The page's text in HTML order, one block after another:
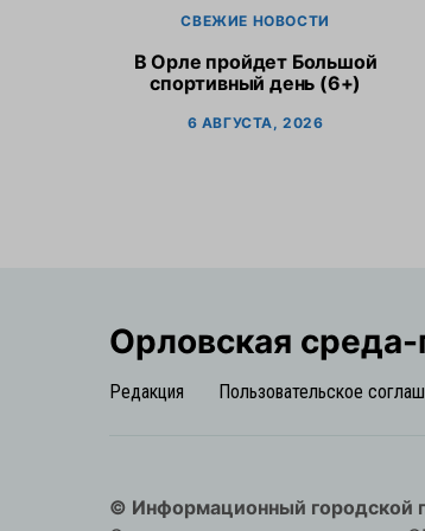
СВЕЖИЕ НОВОСТИ
В Орле пройдет Большой
спортивный день (6+)
6 АВГУСТА, 2026
Орловская
Редакция Пользовательское
© Информационный городской